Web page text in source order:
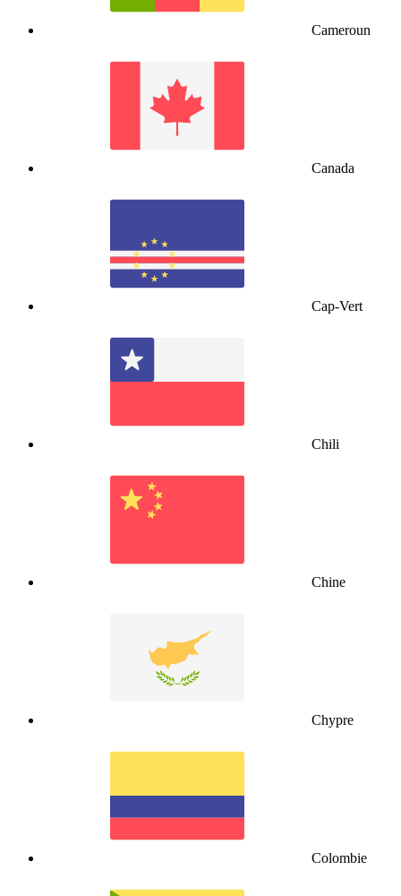
Cameroun
Canada
Cap-Vert
Chili
Chine
Chypre
Colombie